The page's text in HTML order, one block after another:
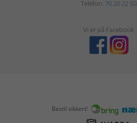
Telefon: 70 20 22 50
Vi er på Facebook
Bestil sikkert!